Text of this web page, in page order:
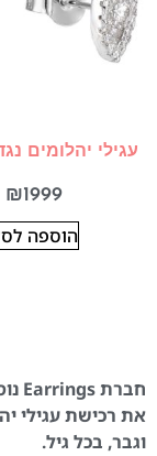
עגילי יהלומים
₪1999
הוספה
את רכישת עגילי
וגבר, בכל גיל.